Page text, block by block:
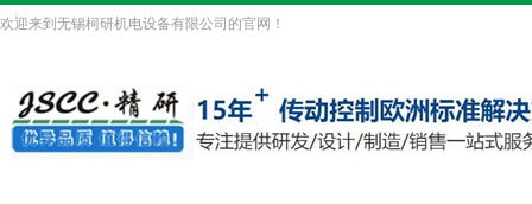
欢迎来到无锡柯研机电设备有限公司的官网！